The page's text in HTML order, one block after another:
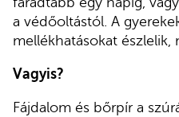
a védőoltástól. A
mellékhatásokat
Vagyis?
Fájdalom és bőrpír a